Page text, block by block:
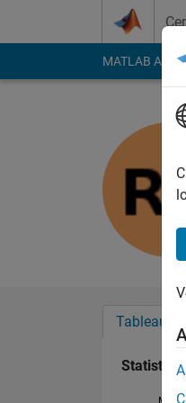
MATLAB
Tableau de